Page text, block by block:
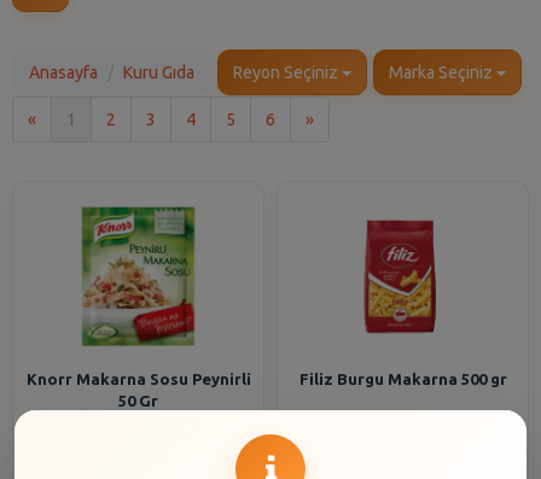
Anasayfa Kuru Gıda Reyon Seçiniz Marka Seçiniz
« 1 2 3 4 5 6 »Son
Knorr Makarna Sosu Peynirli
50 Gr
Filiz Burgu Makarna 500 gr